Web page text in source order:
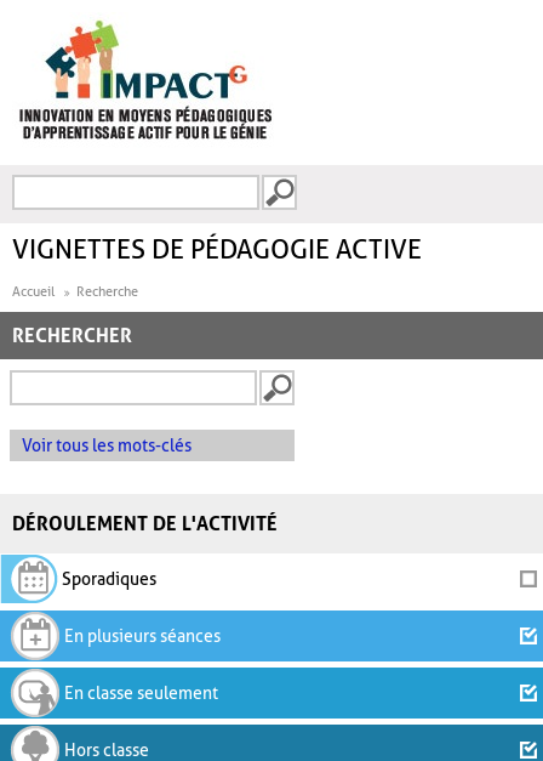
FORMULAIRE DE
VIGNETTES DE PÉDAGOGIE ACTIVE
Accueil Recherche
RECHERCHER
Voir tous les mots-clés
DÉROULEMENT DE L'ACTIVITÉ
Sporadiques
En plusieurs séances
En classe seulement
Hors classe